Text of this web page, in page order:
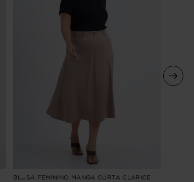
BLUSA FEMININO MANGA CURTA CLARICE